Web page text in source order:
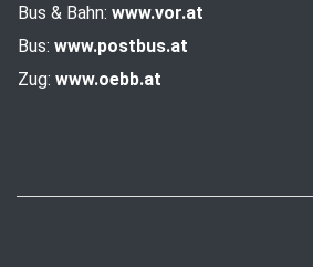
Bus & Bahn: www.vor.at
Bus: www.postbus.at
Zug: www.oebb.at